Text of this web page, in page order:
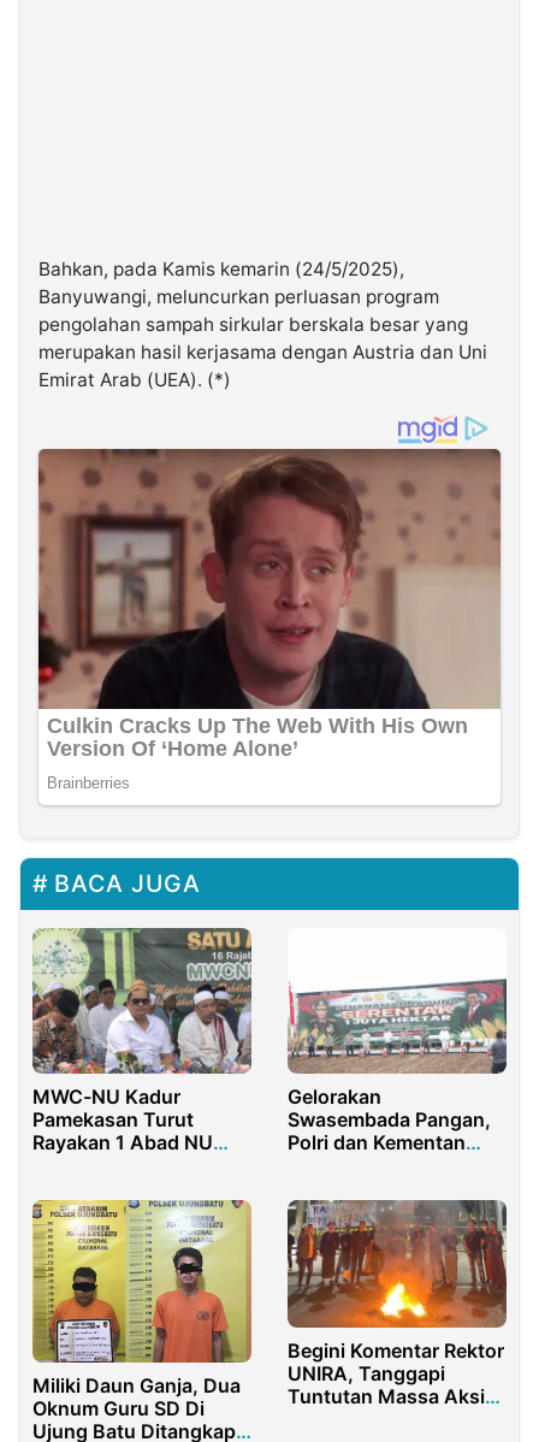
Bahkan, pada Kamis kemarin (24/5/2025),
Banyuwangi, meluncurkan perluasan program
pengolahan sampah sirkular berskala besar yang
merupakan hasil kerjasama dengan Austria dan Uni
Emirat Arab (UEA). (*)
BACA JUGA
MWC-NU Kadur
Pamekasan Turut
Rayakan 1 Abad NU
Gelorakan
Swasembada Pangan,
Polri dan Kementan
Miliki Daun Ganja, Dua
Oknum Guru SD Di
Ujung Batu Ditangkap
Begini Komentar Rektor
UNIRA, Tanggapi
Tuntutan Massa Aksi